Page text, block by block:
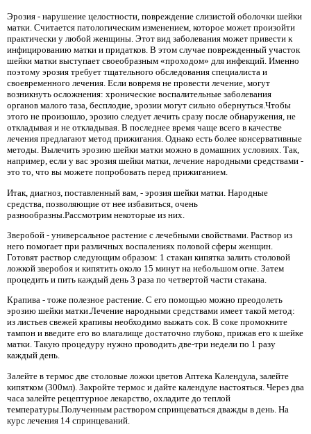
Эрозия - нарушение целостности, повреждение слизистой оболочки шейки
матки. Считается патологическим изменением, которое может произойти
практически у любой женщины. Этот вид заболевания может привести к
инфицированию матки и придатков. В этом случае поврежденный участок
шейки матки выступает своеобразным «проходом» для инфекций. Именно
поэтому эрозия требует тщательного обследования специалиста и
своевременного лечения. Если вовремя не провести лечение, могут
возникнуть осложнения: хронические воспалительные заболевания
органов малого таза, бесплодие, эрозии могут сильно обернуться.Чтобы
этого не произошло, эрозию следует лечить сразу после обнаружения, не
откладывая и не откладывая. В последнее время чаще всего в качестве
лечения предлагают метод прижигания. Однако есть более консервативные
методы. Вылечить эрозию шейки матки можно в домашних условиях. Так,
например, если у вас эрозия шейки матки, лечение народными средствами -
это то, что вы можете попробовать перед прижиганием.
Итак, диагноз, поставленный вам, - эрозия шейки матки. Народные
средства, позволяющие от нее избавиться, очень
разнообразны.Рассмотрим некоторые из них.
Зверобой - универсальное растение с лечебными свойствами. Раствор из
него помогает при различных воспалениях половой сферы женщин.
Готовят раствор следующим образом: 1 стакан кипятка залить столовой
ложкой зверобоя и кипятить около 15 минут на небольшом огне. Затем
процедить и пить каждый день 3 раза по четвертой части стакана.
Крапива - тоже полезное растение. С его помощью можно преодолеть
эрозию шейки матки.Лечение народными средствами имеет такой метод:
из листьев свежей крапивы необходимо выжать сок. В соке промокните
тампон и введите его во влагалище достаточно глубоко, прижав его к шейке
матки. Такую процедуру нужно проводить две-три недели по 1 разу
каждый день.
Залейте в термос две столовые ложки цветов Аптека Календула, залейте
кипятком (300мл). Закройте термос и дайте календуле настояться. Через два
часа залейте рецептурное лекарство, охладите до теплой
температуры.Полученным раствором спринцеваться дважды в день. На
курс лечения 14 спринцеваний.